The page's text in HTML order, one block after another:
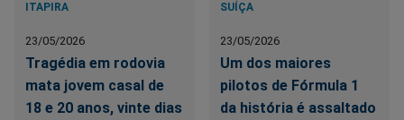
ITAPIRA
23/05/2026
Tragédia em rodovia
mata jovem casal de
18 e 20 anos, vinte dias
SUÍÇA
23/05/2026
Um dos maiores
pilotos de Fórmula 1
da história é assaltado